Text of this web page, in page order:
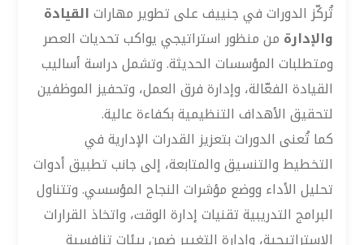
تُركّز الدورات في جنييف على تطوير مهاراتالقيادة
والإدارة من منظور استراتيجي يواكب تحديات العصر
ومتطلبات المؤسسات الحديثة. وتشمل دراسة أساليب
القيادة الفعّالة، وإدارة فرق العمل، وتحفيز الموظفين
لتحقيق الأهداف التنظيمية بكفاءة عالية.
كما تُعنى الدورات بتعزيز القدرات الإدارية في
التخطيط والتنسيق والمتابعة، إلى جانب تطبيق أدوات
تحليل الأداء ووضع مؤشرات النجاح المؤسسي. وتتناول
البرامج التدريبية تقنيات إدارة الوقت، واتخاذ القرارات
الاستراتيجية، وإدارة التغيير ضمن بيئات تنافسية